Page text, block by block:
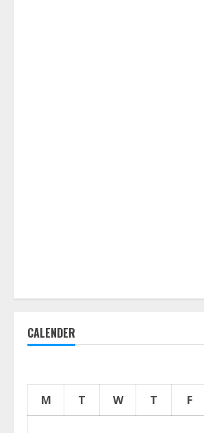
CALENDER
M T W T F